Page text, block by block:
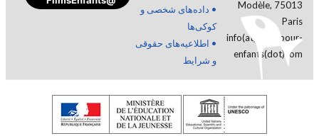
Modèle, 75013
Paris
info(at)films-pour-
enfants(dot)com
• داده‌های شخصی و
کوکی‌ها
• اطلاعیه‌های حقوقی
و شرایط